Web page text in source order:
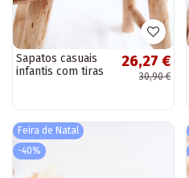
Sapatos casuais
infantis com tiras
26,27 €
30,90 €
Feira de Natal
-40%